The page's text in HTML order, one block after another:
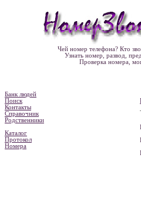
Чей номер телефона? Кто
Узнать номер, развод,
Проверка номера,
Банк людей
Поиск
Контакты
Справочник
Родственники
Каталог
Протокол
Номера